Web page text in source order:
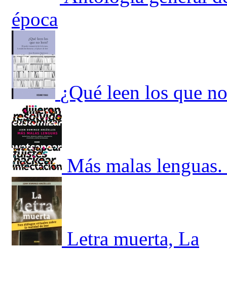
época
¿Qué leen los que
Más malas
Letra muerta, La